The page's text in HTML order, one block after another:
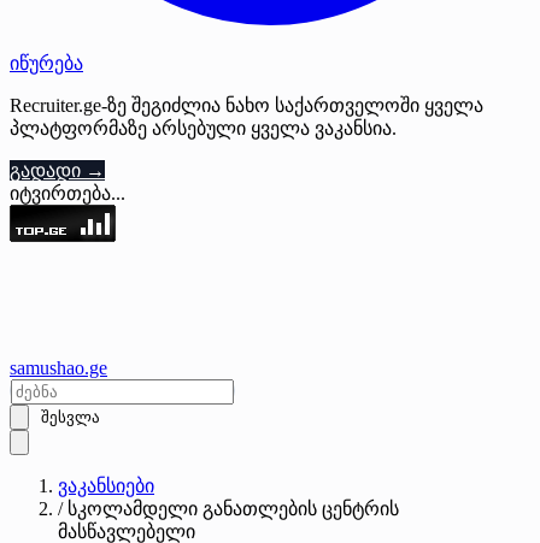
იწურება
Recruiter.ge-ზე შეგიძლია ნახო საქართველოში ყველა
პლატფორმაზე არსებული ყველა ვაკანსია.
გადადი →
იტვირთება...
samushao.ge
შესვლა
ვაკანსიები
/ სკოლამდელი განათლების ცენტრის
მასწავლებელი